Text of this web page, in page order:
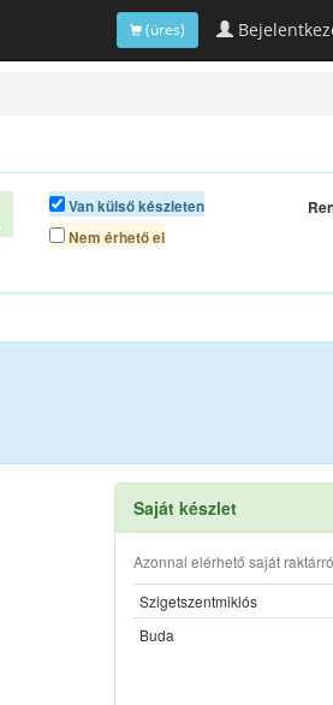
(üres)
Van külső készleten
Nem érhető el
Saját készlet
Azonnal elérhető saját
Szigetszentmiklós
Buda